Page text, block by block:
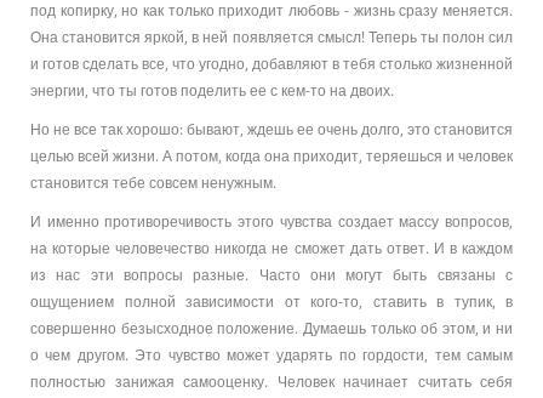
под копирку, но как только приходит любовь - жизнь сразу меняется.
Она становится яркой, в ней появляется смысл! Теперь ты полон сил
и готов сделать все, что угодно, добавляют в тебя столько жизненной
энергии, что ты готов поделить ее с кем-то на двоих.
Но не все так хорошо: бывают, ждешь ее очень долго, это становится
целью всей жизни. А потом, когда она приходит, теряешься и человек
становится тебе совсем ненужным.
И именно противоречивость этого чувства создает массу вопросов,
на которые человечество никогда не сможет дать ответ. И в каждом
из нас эти вопросы разные. Часто они могут быть связаны с
ощущением полной зависимости от кого-то, ставить в тупик, в
совершенно безысходное положение. Думаешь только об этом, и ни
о чем другом. Это чувство может ударять по гордости, тем самым
полностью занижая самооценку. Человек начинает считать себя